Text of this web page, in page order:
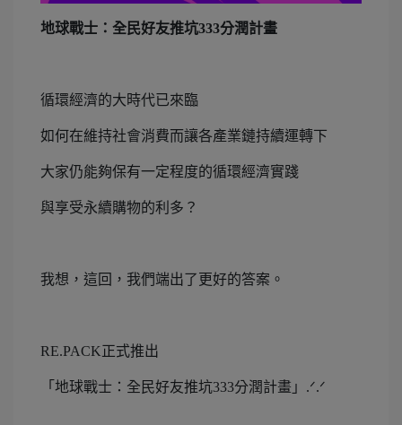
地球戰士：全民好友推坑333分潤計畫
循環經濟的大時代已來臨
如何在維持社會消費而讓各產業鏈持續運轉下
大家仍能夠保有一定程度的循環經濟實踐
與享受永續購物的利多？
我想，這回，我們端出了更好的答案。
RE.PACK正式推出
「地球戰士：全民好友推坑333分潤計畫」.ᐟ.ᐟ